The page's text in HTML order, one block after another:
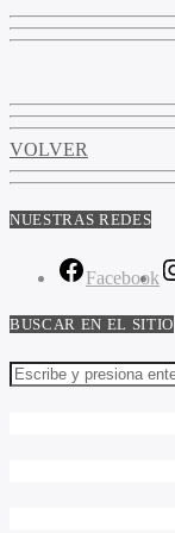
VOLVER
NUESTRAS REDES
Facebook
BUSCAR EN EL SITIO